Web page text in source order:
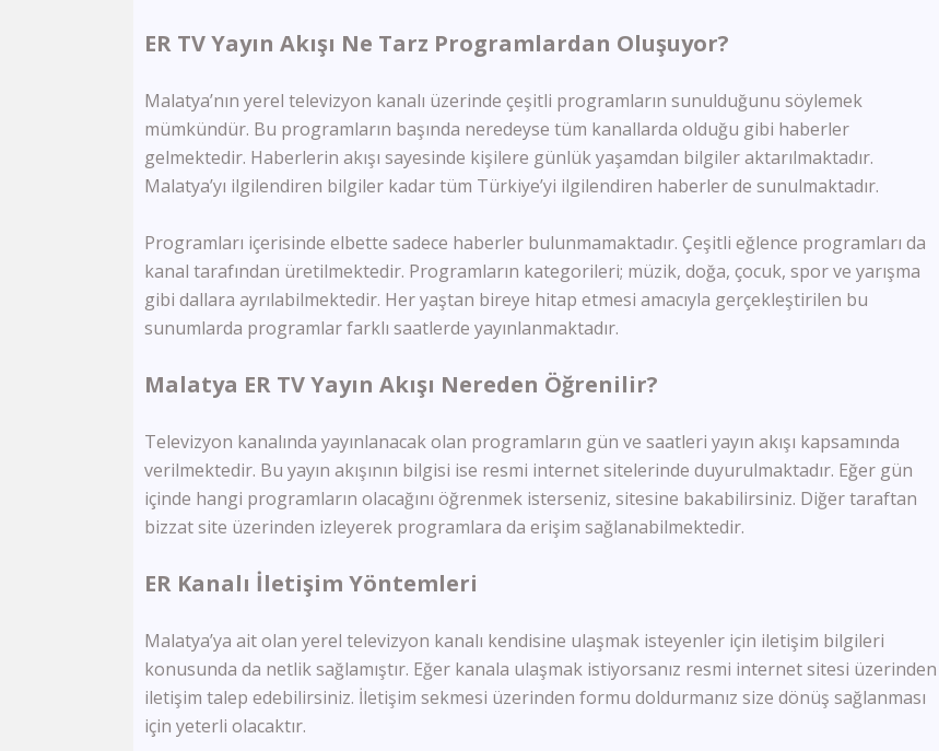
Lalegül Tv
Kon Tv
TRT Eba Lise
Kral Tv
Kral Pop Tv
Vatan Tv
1 TV Georgia
Ada Tv
Köy Tv
TRT Kürdi
Med Müzik Tv
Kanal B
ER TV Yayın Akışı Ne Tarz Programlardan Oluşuyor?
Malatya’nın yerel televizyon kanalı üzerinde çeşitli programların sunulduğunu söylemek
mümkündür. Bu programların başında neredeyse tüm kanallarda olduğu gibi haberler
gelmektedir. Haberlerin akışı sayesinde kişilere günlük yaşamdan bilgiler aktarılmaktadır.
Malatya’yı ilgilendiren bilgiler kadar tüm Türkiye’yi ilgilendiren haberler de sunulmaktadır.
Programları içerisinde elbette sadece haberler bulunmamaktadır. Çeşitli eğlence programları da
kanal tarafından üretilmektedir. Programların kategorileri; müzik, doğa, çocuk, spor ve yarışma
gibi dallara ayrılabilmektedir. Her yaştan bireye hitap etmesi amacıyla gerçekleştirilen bu
sunumlarda programlar farklı saatlerde yayınlanmaktadır.
Malatya ER TV Yayın Akışı Nereden Öğrenilir?
Televizyon kanalında yayınlanacak olan programların gün ve saatleri yayın akışı kapsamında
verilmektedir. Bu yayın akışının bilgisi ise resmi internet sitelerinde duyurulmaktadır. Eğer gün
içinde hangi programların olacağını öğrenmek isterseniz, sitesine bakabilirsiniz. Diğer taraftan
bizzat site üzerinden izleyerek programlara da erişim sağlanabilmektedir.
ER Kanalı İletişim Yöntemleri
Malatya’ya ait olan yerel televizyon kanalı kendisine ulaşmak isteyenler için iletişim bilgileri
konusunda da netlik sağlamıştır. Eğer kanala ulaşmak istiyorsanız resmi internet sitesi üzerinden
iletişim talep edebilirsiniz. İletişim sekmesi üzerinden formu doldurmanız size dönüş sağlanması
için yeterli olacaktır.